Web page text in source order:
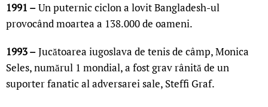
1991 –Un puternic ciclon a lovit Bangladesh-ul
provocând moartea a 138.000 de oameni.
1993 –Jucătoarea iugoslava de tenis de câmp, Monica
Seles, numărul 1 mondial, a fost grav rânită de un
suporter fanatic al adversarei sale, Steffi Graf.